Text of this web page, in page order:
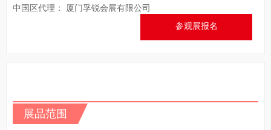
中国区代理： 厦门孚锐会展有限公司
参观展报名
展品范围